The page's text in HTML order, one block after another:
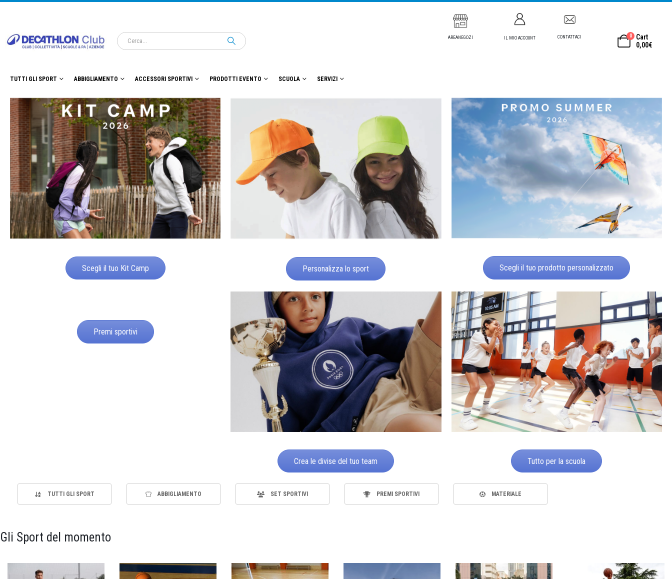
AREANEGOZI IL MIO ACCOUNT CONTATTACI 0
Cart
0,00€
TUTTI GLI SPORT ABBIGLIAMENTO ACCESSORI SPORTIVI PRODOTTI EVENTO SCUOLA SERVIZI
Scegli il tuo Kit Camp Personalizza lo sport Scegli il tuo prodotto personalizzato
Premi sportivi
Crea le divise del tuo team Tutto per la scuola
TUTTI GLI SPORT ABBIGLIAMENTO SET SPORTIVI PREMI SPORTIVI MATERIALE
Gli Sport del momento